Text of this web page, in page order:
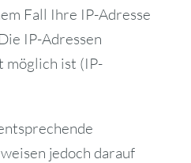
Fall Ihre IP-Adresse
IP-Adressen
möglich ist (IP-
jedoch darauf